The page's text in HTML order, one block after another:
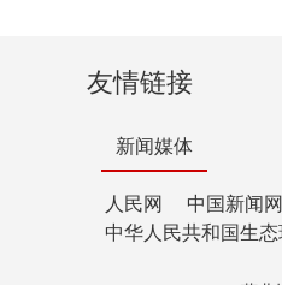
友情链接
新闻媒体
人民网 中国新闻网
中华人民共和国生